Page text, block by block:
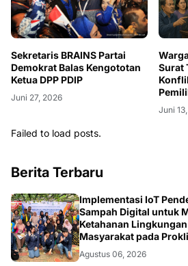
Sekretaris BRAINS Partai
Demokrat Balas Kengototan
Ketua DPP PDIP
Juni 27, 2026
Surat
Juni
Failed to load posts.
Berita Terbaru
DIKBUDRISTEK
Implementasi IoT
Sampah Digital untuk
Ketahanan
Masyarakat pada
Tangerang
Agustus 06, 2026